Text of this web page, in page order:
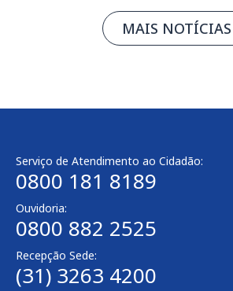
MAIS NOTÍCIAS
Serviço de Atendimento ao Cidadão:
0800 181 8189
Ouvidoria:
0800 882 2525
Recepção Sede:
(31) 3263 4200